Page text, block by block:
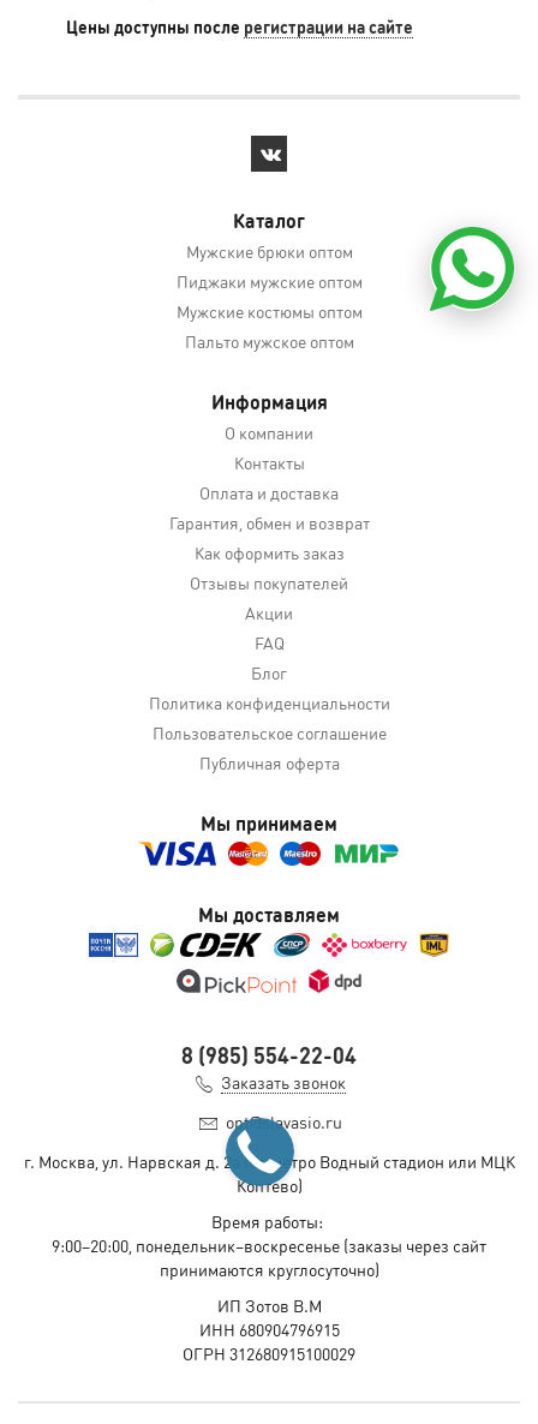
Цены доступны после регистрации на сайте
Каталог
Мужские брюки оптом
Пиджаки мужские оптом
Мужские костюмы оптом
Пальто мужское оптом
Информация
О компании
Контакты
Оплата и доставка
Гарантия, обмен и возврат
Как оформить заказ
Отзывы покупателей
Акции
FAQ
Блог
Политика конфиденциальности
Пользовательское соглашение
Публичная оферта
Мы принимаем
Мы доставляем
8 (985) 554-22-04
Заказать звонок
opt@slavasio.ru
г. Москва, ул. Нарвская д. 2а
(ст. метро Водный стадион или МЦК
Коптево)
Время работы:
9:00–20:00, понедельник–воскресенье (заказы через сайт
принимаются круглосуточно)
ИП Зотов В.М
ИНН 680904796915
ОГРН 312680915100029